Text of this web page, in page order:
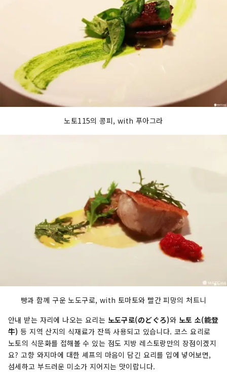
노토115의 콩피, with 푸아그라
빵과 함께 구운 노도구로, with 토마토와 빨간 피망의 처트니
안내 받는 자리에 나오는 요리는 노도구로(のどぐろ)와 노토 소(能登
牛) 등 지역 산지의 식재료가 잔뜩 사용되고 있습니다. 코스 요리로
노토의 식문화를 접해볼 수 있는 점도 지방 레스토랑만의 장점이겠지
요? 고향 와지마에 대한 셰프의 마음이 담긴 요리를 입에 넣어보면,
섬세하고 부드러운 미소가 지어지는 맛이랍니다.